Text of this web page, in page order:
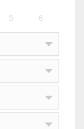
5 6